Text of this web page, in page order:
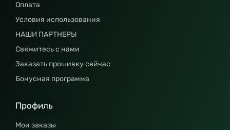
Оплата
Условия использования
НАШИ ПАРТНЕРЫ
Свяжитесь с нами
Заказать прошивку сейчас
Бонусная программа
Профиль
Мои заказы